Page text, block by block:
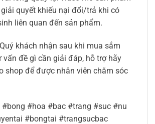
quyết khiếu nại đổi/trả khi có
liên quan đến sản phẩm.
khách nhận sau khi mua sắm
vấn đề gì cần giải đáp, hỗ trợ hãy
shop để được nhân viên chăm sóc
#hoa #bac #trang #suc #nu
#bongtai #trangsucbac